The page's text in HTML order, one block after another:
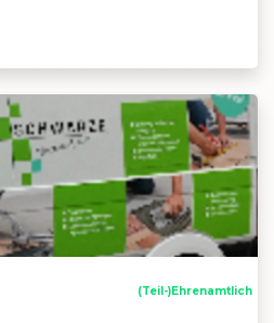
(Teil-)Ehrenamtlich